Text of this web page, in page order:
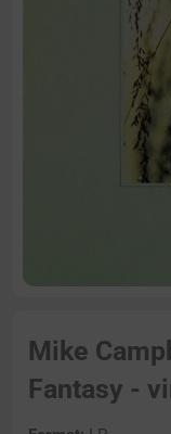
Mike
Fantasy -